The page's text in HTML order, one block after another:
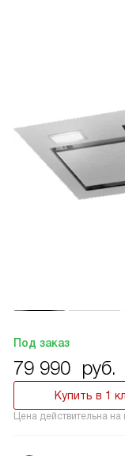
Под заказ
79 990 руб.
Купить в 1
Цена действительна